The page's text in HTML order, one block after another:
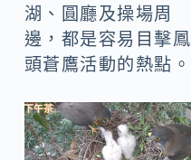
湖、圓廳及操場周
邊，都是容易目擊鳳
頭蒼鷹活動的熱點。